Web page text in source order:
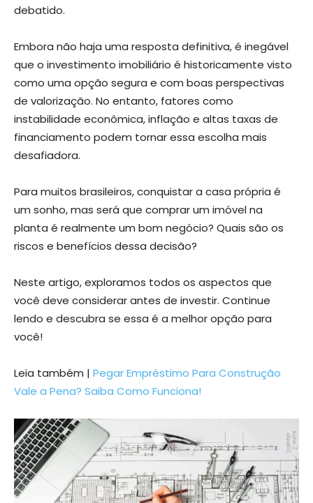
debatido.
Embora não haja uma resposta definitiva, é inegável
que o investimento imobiliário é historicamente visto
como uma opção segura e com boas perspectivas
de valorização. No entanto, fatores como
instabilidade econômica, inflação e altas taxas de
financiamento podem tornar essa escolha mais
desafiadora.
Para muitos brasileiros, conquistar a casa própria é
um sonho, mas será que comprar um imóvel na
planta é realmente um bom negócio? Quais são os
riscos e benefícios dessa decisão?
Neste artigo, exploramos todos os aspectos que
você deve considerar antes de investir. Continue
lendo e descubra se essa é a melhor opção para
você!
Leia também | Pegar Empréstimo Para Construção
Vale a Pena? Saiba Como Funciona!